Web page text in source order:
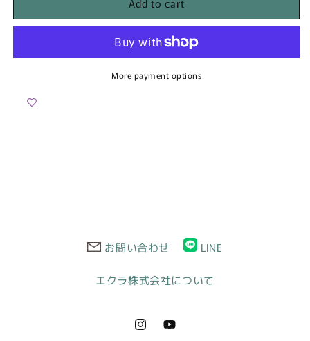
レ
オ
[DP01]
レ
ト
ッ
Add to cart
More payment options
お問い合わせ LINE
エクラ株式会社について
InstagramYouTube